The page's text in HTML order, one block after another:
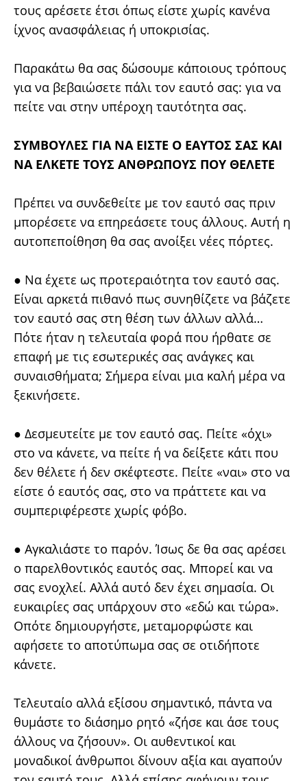
τους αρέσετε έτσι όπως είστε χωρίς κανένα
ίχνος ανασφάλειας ή υποκρισίας.
Παρακάτω θα σας δώσουμε κάποιους τρόπους
για να βεβαιώσετε πάλι τον εαυτό σας: για να
πείτε ναι στην υπέροχη ταυτότητα σας.
ΣΥΜΒΟΥΛΕΣ ΓΙΑ ΝΑ ΕΙΣΤΕ Ο ΕΑΥΤΟΣ ΣΑΣ ΚΑΙ
ΝΑ ΕΛΚΕΤΕ ΤΟΥΣ ΑΝΘΡΩΠΟΥΣ ΠΟΥ ΘΕΛΕΤΕ
Πρέπει να συνδεθείτε με τον εαυτό σας πριν
μπορέσετε να επηρεάσετε τους άλλους. Αυτή η
αυτοπεποίθηση θα σας ανοίξει νέες πόρτες.
● Να έχετε ως προτεραιότητα τον εαυτό σας.
Είναι αρκετά πιθανό πως συνηθίζετε να βάζετε
τον εαυτό σας στη θέση των άλλων αλλά…
Πότε ήταν η τελευταία φορά που ήρθατε σε
επαφή με τις εσωτερικές σας ανάγκες και
συναισθήματα; Σήμερα είναι μια καλή μέρα να
ξεκινήσετε.
● Δεσμευτείτε με τον εαυτό σας. Πείτε «όχι»
στο να κάνετε, να πείτε ή να δείξετε κάτι που
δεν θέλετε ή δεν σκέφτεστε. Πείτε «ναι» στο να
είστε ό εαυτός σας, στο να πράττετε και να
συμπεριφέρεστε χωρίς φόβο.
● Αγκαλιάστε το παρόν. Ίσως δε θα σας αρέσει
ο παρελθοντικός εαυτός σας. Μπορεί και να
σας ενοχλεί. Αλλά αυτό δεν έχει σημασία. Οι
ευκαιρίες σας υπάρχουν στο «εδώ και τώρα».
Οπότε δημιουργήστε, μεταμορφώστε και
αφήσετε το αποτύπωμα σας σε οτιδήποτε
κάνετε.
Τελευταίο αλλά εξίσου σημαντικό, πάντα να
θυμάστε το διάσημο ρητό «ζήσε και άσε τους
άλλους να ζήσουν». Οι αυθεντικοί και
μοναδικοί άνθρωποι δίνουν αξία και αγαπούν